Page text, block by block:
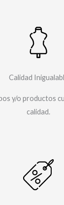
Calidad
y/o productos
calidad.​